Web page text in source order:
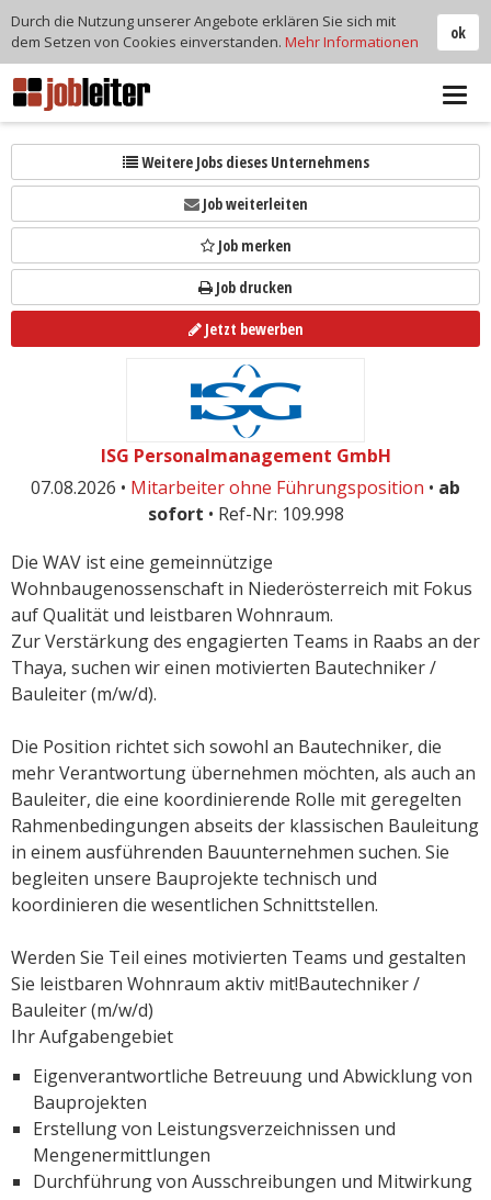
Weitere Jobs dieses Unternehmens
Job weiterleiten
Job merken
Job drucken
Jetzt bewerben
ISG Personalmanagement GmbH
07.08.2026 • Mitarbeiter ohne Führungsposition • ab
sofort • Ref-Nr: 109.998
Die WAV ist eine gemeinnützige
Wohnbaugenossenschaft in Niederösterreich mit Fokus
auf Qualität und leistbaren Wohnraum.
Zur Verstärkung des engagierten Teams in Raabs an der
Thaya, suchen wir einen motivierten Bautechniker /
Bauleiter (m/w/d).
Die Position richtet sich sowohl an Bautechniker, die
mehr Verantwortung übernehmen möchten, als auch an
Bauleiter, die eine koordinierende Rolle mit geregelten
Rahmenbedingungen abseits der klassischen Bauleitung
in einem ausführenden Bauunternehmen suchen. Sie
begleiten unsere Bauprojekte technisch und
koordinieren die wesentlichen Schnittstellen.
Werden Sie Teil eines motivierten Teams und gestalten
Sie leistbaren Wohnraum aktiv mit!Bautechniker /
Bauleiter (m/w/d)
Ihr Aufgabengebiet
Eigenverantwortliche Betreuung und Abwicklung von
Bauprojekten
Erstellung von Leistungsverzeichnissen und
Mengenermittlungen
Durchführung von Ausschreibungen und Mitwirkung
ok
Durch die Nutzung unserer Angebote erklären Sie sich mit
dem Setzen von Cookies einverstanden. Mehr Informationen